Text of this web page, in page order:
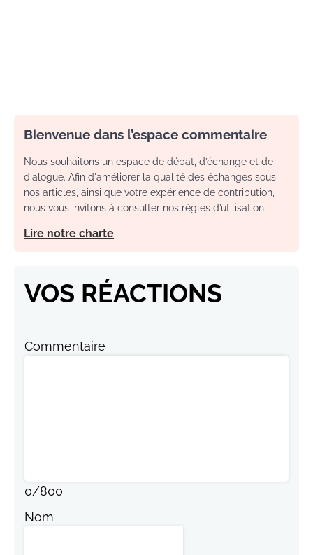
Bienvenue dans l’espace commentaire
Nous souhaitons un espace de débat, d’échange et de
dialogue. Afin d'améliorer la qualité des échanges sous
nos articles, ainsi que votre expérience de contribution,
nous vous invitons à consulter nos règles d’utilisation.
Lire notre charte
VOS RÉACTIONS
Commentaire
0/800
Nom